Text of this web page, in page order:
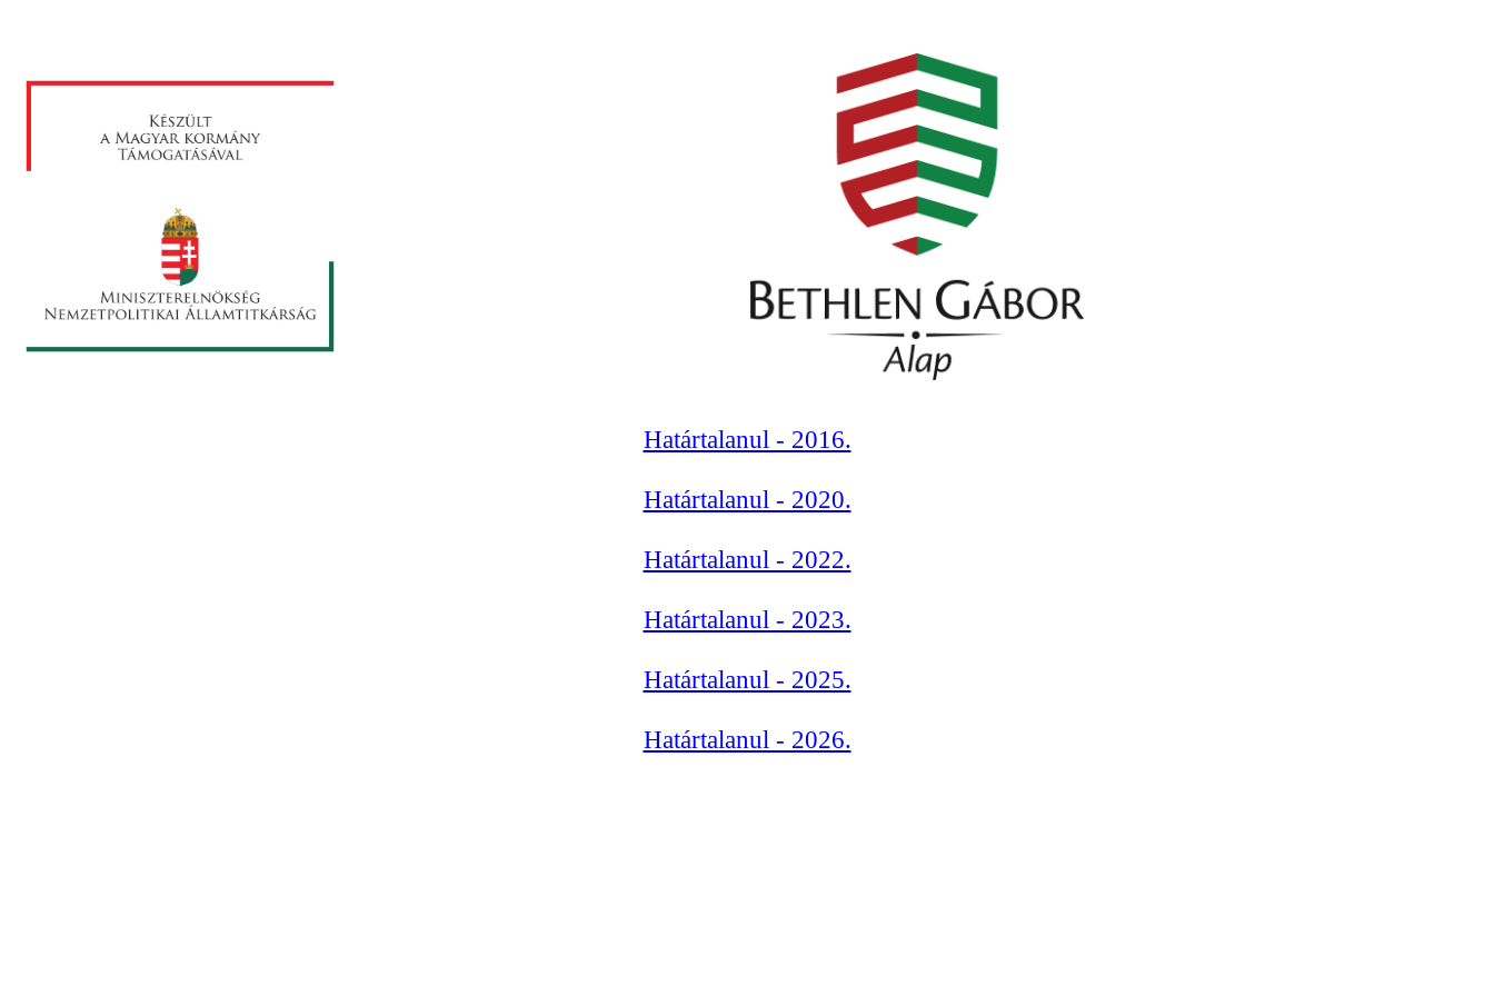
Határtalanul - 2016.
Határtalanul - 2020.
Határtalanul - 2022.
Határtalanul - 2023.
Határtalanul - 2025.
Határtalanul - 2026.